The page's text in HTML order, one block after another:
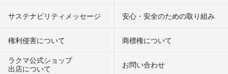
サステナビリティメッセージ 安心・安全のための取り組み
権利侵害について
商標権について
ラクマ公式ショップ
出店について
お問い合わせ